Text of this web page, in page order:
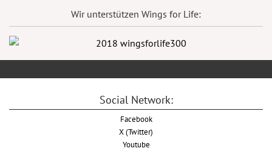
Wir unterstützen Wings for Life:
Social Network:
Facebook
X (Twitter)
Youtube